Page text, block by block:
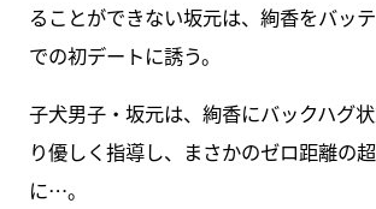
ることができない坂元は、絢香をバッ
での初デートに誘う。
子犬男子・坂元は、絢香にバックハグ
り優しく指導し、まさかのゼロ距離の
に…。